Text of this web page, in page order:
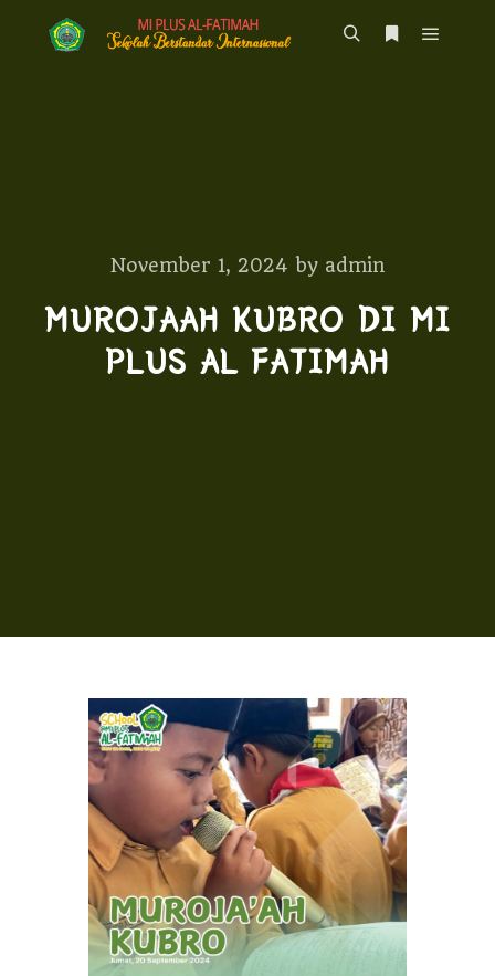
November 1, 2024 by admin
MUROJAAH KUBRO DI MI
PLUS AL FATIMAH